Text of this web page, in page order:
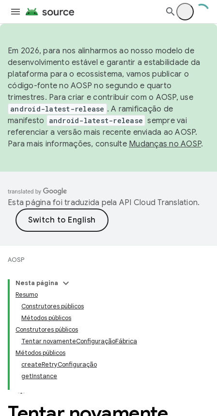
Em 2026, para nos alinharmos ao nosso modelo de
desenvolvimento estável e garantir a estabilidade da
plataforma para o ecossistema, vamos publicar o
código-fonte no AOSP no segundo e quarto
trimestres. Para criar e contribuir com o AOSP, use
android-latest-release . A ramificação de
manifesto
android-latest-release sempre vai
referenciar a versão mais recente enviada ao AOSP.
Para mais informações, consulte Mudanças no AOSP.
Esta página foi traduzida pela API Cloud Translation.
AOSP
Nesta página
Resumo
Construtores públicos
Métodos públicos
Construtores públicos
Tentar novamenteConfiguraçãoFábrica
Métodos públicos
createRetryConfiguração
getInstance